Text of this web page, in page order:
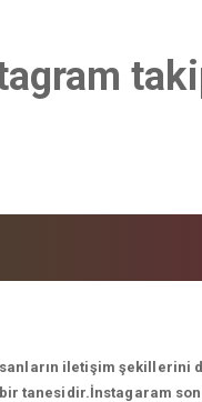
iletişim
tanesidir.İnstagaram son